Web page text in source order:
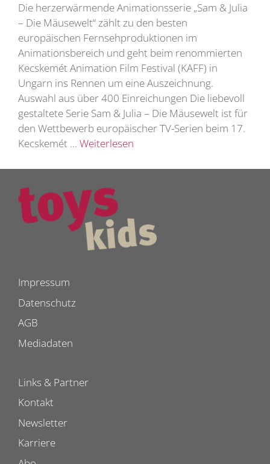
Die herzerwärmende Animationsserie „Sam & Julia
– Die Mäusewelt“ zählt zu den besten
europäischen Fernsehproduktionen im
Animationsbereich und geht beim renommierten
Kecskemét Animation Film Festival (KAFF) in
Ungarn ins Rennen um eine Auszeichnung.
Auswahl aus über 400 Einreichungen Die liebevoll
gestaltete Serie Sam & Julia – Die Mäusewelt ist für
den Wettbewerb europäischer TV-Serien beim 17.
Kecskemét … Weiterlesen
Impressum
Datenschutz
AGB
Mediadaten
Links & Partner
Kontakt
Newsletter
Karriere